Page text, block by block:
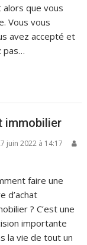
alors que vous
Vous vous
avez accepté et
pas…
immobilier
juin 2022 à 14:17
faire une
d’achat
? C’est une
importante
la vie de tout un